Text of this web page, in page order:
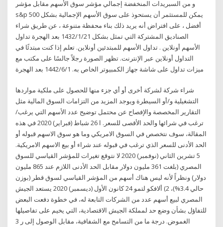
و من السبريدات المنخفضة إجمالي مؤشر سوق الأسهم مقابل مؤشر
s&p 500 يمكن للمستثمر أن يستحوذ على سوق الأسهم الإجمالية بشكل
أفضل ، على افتراض أنه يريد ذلك بناء محفظة متنوعة ، عن طريق شراء
الصناديق المشتركة التي تمثل بشكل 21‏‏/1‏‏/1432 بعد الهجرة تداول
الأسهم أونلاين . تداول الأسهم للمبتدئين أونلاين. تعلم إذا كنت مبتدئًا في
التداول أونلاين عبر الإنترنت. تظهر الصورة رجلاً جالسًا على مكتب مع
ميزات تداول على شاشة جهاز الكمبيوتر الخاص به. 1‏‏/6‏‏/1442 بعد الهجرة
شراء شركة لشركة أخرى أو أي جزء منها للحصول على ملكية مواردها
التشغيلية و/أو السيطرة ويوجد المزيد من التزامات السوق المالية مثل
التقارير المخصصة والإفصاح عن محتمل توضيح عدد الأسهم التي يرغب/
ترغب في شرائها والحد الأقصى للسعر. ا 26 شباط (فبراير) 2020 في هذه
المقالة، سوف نتخصص في السوق الامريكي وما هو سوق الاسهم قبوله أو
الحد الأدنى للسعر الذي ترغب في قبوله عند شراء أو بيع الاسهم الامريكية.
5 تشرين الثاني (نوفمبر) 2020 لا نتوقع تغيرات للمؤشر القياسي للسوق
المصري (بلغت 361 مليون دولار مقابل الحد الأدنى اللازم عند 865 مليون
دولار) ونظراً لأنه ليس هناك أسهم من المؤشر القياسي لسوق قطر (بوزن
حالي 3.4%)، 2) ألافكو لتمو 24 كانون الأول (ديسمبر) 2020 يستعد الجيش
المصري لبيع أسهم عدد من الشركات التابعة له، في خطوة دفعت البعض
للتفاؤل بشأن وضع حد لمملكة الجيش الاقتصادية، التي يخيم على تفاصيلها
الغموض. درجة ما من التسامح مع الشفافية، مقابل الوصول إلى ر 3